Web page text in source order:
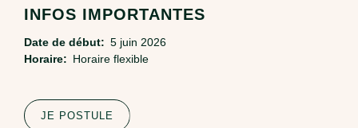
INFOS IMPORTANTES
Date de début
5 juin 2026
Horaire
Horaire flexible
JE POSTULE